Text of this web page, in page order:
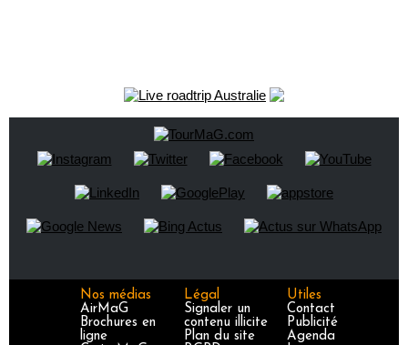
Nos médias
AirMaG
Brochures en
ligne
Légal
Signaler un
contenu illicite
Plan du site
Utiles
Contact
Publicité
Agenda